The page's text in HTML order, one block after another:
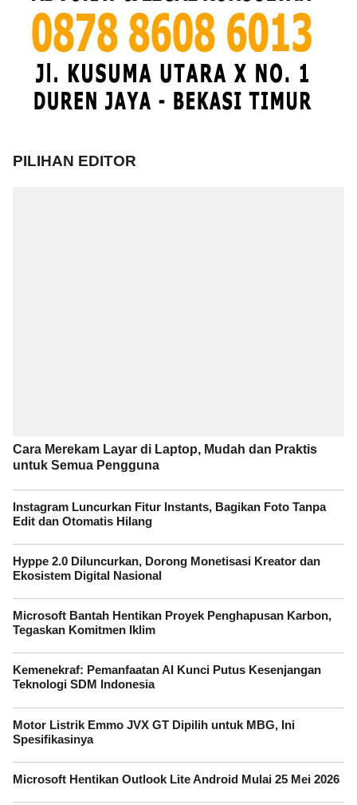
PILIHAN EDITOR
Cara Merekam Layar di Laptop, Mudah dan Praktis
untuk Semua Pengguna
Instagram Luncurkan Fitur Instants, Bagikan Foto Tanpa
Edit dan Otomatis Hilang
Hyppe 2.0 Diluncurkan, Dorong Monetisasi Kreator dan
Ekosistem Digital Nasional
Microsoft Bantah Hentikan Proyek Penghapusan Karbon,
Tegaskan Komitmen Iklim
Kemenekraf: Pemanfaatan AI Kunci Putus Kesenjangan
Teknologi SDM Indonesia
Motor Listrik Emmo JVX GT Dipilih untuk MBG, Ini
Spesifikasinya
Microsoft Hentikan Outlook Lite Android Mulai 25 Mei 2026